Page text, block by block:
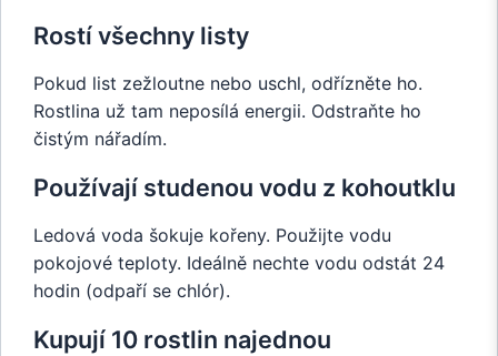
Rostí všechny listy
Pokud list zežloutne nebo uschl, odřízněte ho.
Rostlina už tam neposílá energii. Odstraňte ho
čistým nářadím.
Používají studenou vodu z kohoutklu
Ledová voda šokuje kořeny. Použijte vodu
pokojové teploty. Ideálně nechte vodu odstát 24
hodin (odpaří se chlór).
Kupují 10 rostlin najednou